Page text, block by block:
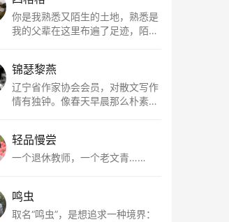
你是我熟悉又陌生的土地，熟悉是
我的父辈在这里布遍了足迹，陌生
根所在，我用文字慢慢认识你、慢
慢熟悉你。
锦瑟黎燕
辽宁省作家协会会员，对散文写作
情有独钟。像春天早晨那么朴素，
轻品慢尝
一个退休教师，一个老文青……
鸣虫
取名“鸣虫”，是想追求一种境界：